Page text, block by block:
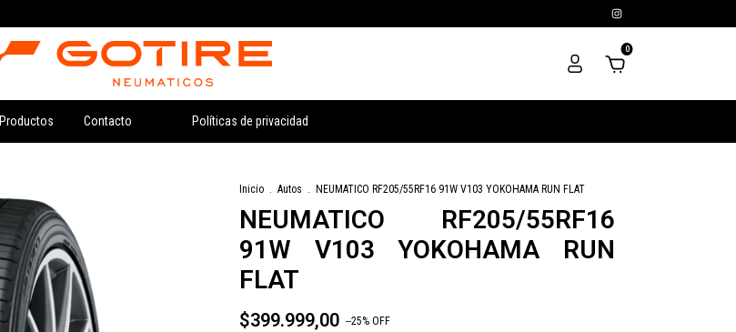
0
Productos Contacto Políticas de privacidad
Inicio . Autos . NEUMATICO RF205/55RF16 91W V103 YOKOHAMA RUN FLAT
NEUMATICO RF205/55RF16
91W V103 YOKOHAMA RUN
FLAT
$399.999,00 --25% OFF